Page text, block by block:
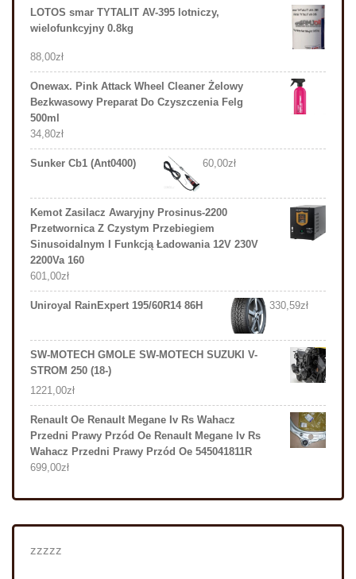
LOTOS smar TYTALIT AV-395 lotniczy,
wielofunkcyjny 0.8kg
88,00zł
Onewax. Pink Attack Wheel Cleaner Żelowy
Bezkwasowy Preparat Do Czyszczenia Felg
500ml
34,80zł
Sunker Cb1 (Ant0400) 60,00zł
Kemot Zasilacz Awaryjny Prosinus-2200
Przetwornica Z Czystym Przebiegiem
Sinusoidalnym I Funkcją Ładowania 12V 230V
2200Va 160
601,00zł
Uniroyal RainExpert 195/60R14 86H 330,59zł
SW-MOTECH GMOLE SW-MOTECH SUZUKI V-
STROM 250 (18-)
1221,00zł
Renault Oe Renault Megane Iv Rs Wahacz
Przedni Prawy Przód Oe Renault Megane Iv Rs
Wahacz Przedni Prawy Przód Oe 545041811R
699,00zł
zzzzz